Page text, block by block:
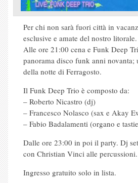
Per chi non sarà fuori città in
esclusive e amate del nostro litorale.
Alle ore 21:00 cena e Funk Deep
panorama disco funk anni
della notte di Ferragosto.
Il Funk Deep Trio è composto da:
– Roberto Nicastro (dj)
– Francesco Nolasco (sax e Akay
– Fabio Badalamenti (organo e
Dalle ore 23:00 in poi il party. Dj
con Christian Vinci alle percussioni.
Ingresso gratuito solo in lista.